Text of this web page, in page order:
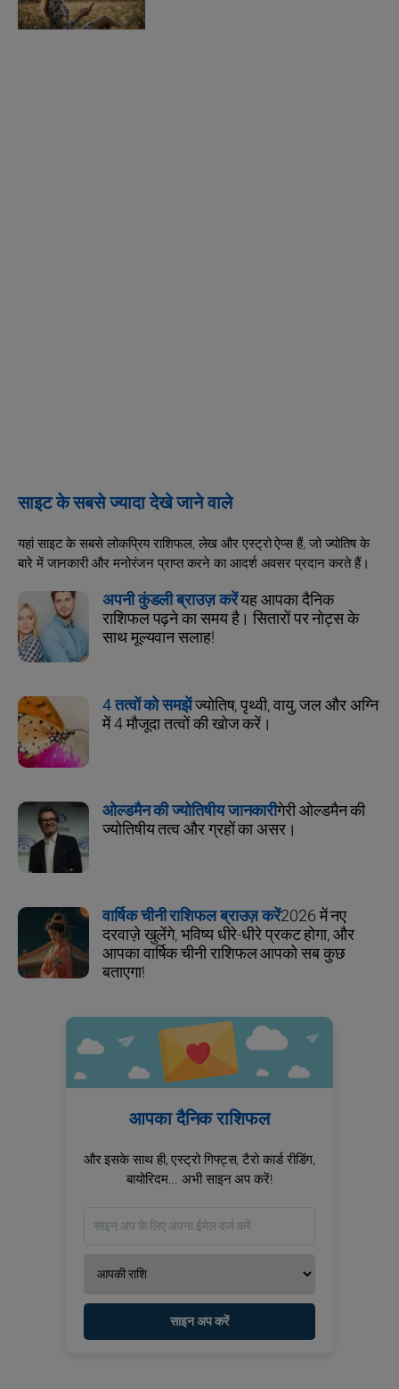
साइट के सबसे ज्यादा देखे जाने वाले
यहां साइट के सबसे लोकप्रिय राशिफल, लेख और एस्ट्रो ऐप्स हैं, जो ज्योतिष के
बारे में जानकारी और मनोरंजन प्राप्त करने का आदर्श अवसर प्रदान करते हैं।
अपनी कुंडली ब्राउज़ करेंयह आपका दैनिक
राशिफल पढ़ने का समय है। सितारों पर नोट्स के
साथ मूल्यवान सलाह!
4 तत्वों को समझेंज्योतिष, पृथ्वी, वायु, जल और अग्नि
में 4 मौजूदा तत्वों की खोज करें।
ओल्डमैन की ज्योतिषीय जानकारीगेरी ओल्डमैन की
ज्योतिषीय तत्व और ग्रहों का असर।
वार्षिक चीनी राशिफल ब्राउज़ करें2026 में नए
दरवाज़े खुलेंगे, भविष्य धीरे-धीरे प्रकट होगा, और
आपका वार्षिक चीनी राशिफल आपको सब कुछ
बताएगा!
आपका दैनिक राशिफल
और इसके साथ ही, एस्ट्रो गिफ्ट्स, टैरो कार्ड रीडिंग,
बायोरिदम... अभी साइन अप करें!
साइन अप करें